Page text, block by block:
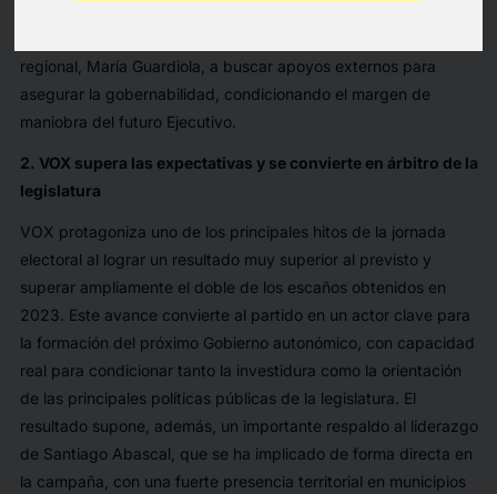
regional, María Guardiola, a buscar apoyos externos para
asegurar la gobernabilidad, condicionando el margen de
maniobra del futuro Ejecutivo.
2. VOX supera las expectativas y se convierte en árbitro de la
legislatura
VOX protagoniza uno de los principales hitos de la jornada
electoral al lograr un resultado muy superior al previsto y
superar ampliamente el doble de los escaños obtenidos en
2023. Este avance convierte al partido en un actor clave para
la formación del próximo Gobierno autonómico, con capacidad
real para condicionar tanto la investidura como la orientación
de las principales políticas públicas de la legislatura. El
resultado supone, además, un importante respaldo al liderazgo
de Santiago Abascal, que se ha implicado de forma directa en
la campaña, con una fuerte presencia territorial en municipios